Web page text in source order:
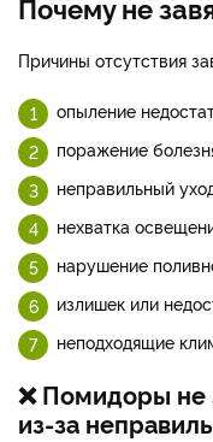
Почему не
Причины отсутствия
опыление
поражение
неправильный
нехватка
нарушение
излишек или
неподходящие
❌ Помидоры не
из-за